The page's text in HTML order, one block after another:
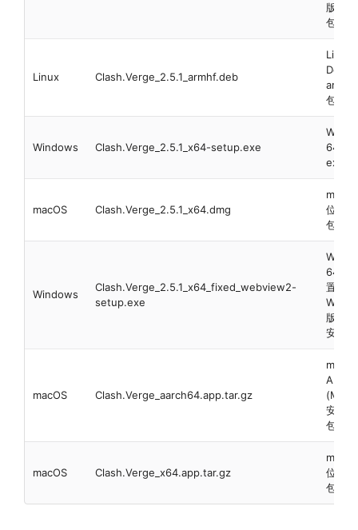
版
包
Linux Clash.Verge_2.5.1_armhf.deb
Linux
armv7
包
Windows Clash.Verge_2.5.1_x64-setup.exe
64位
exe
macOS Clash.Verge_2.5.1_x64.dmg
位 系
包
Windows
Clash.Verge_2.5.1_x64_fixed_webview2-
setup.exe
64位
置
版 系
安装包
macOS Clash.Verge_aarch64.app.tar.gz
(M1)
安装
包
macOS Clash.Verge_x64.app.tar.gz
位 系
包 压